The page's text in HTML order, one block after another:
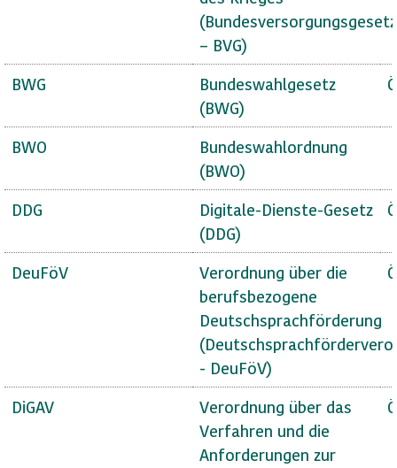
(Bundesversorgungsgesetz
– BVG)
BWG
Bundeswahlgesetz
(BWG)
BWO
Bundeswahlordnung
(BWO)
DDG
Digitale-Dienste-Gesetz
(DDG)
DeuFöV
Verordnung über die
berufsbezogene
Deutschsprachförderung
- DeuFöV)
DiGAV
Verordnung über das
Verfahren und die
Anforderungen zur